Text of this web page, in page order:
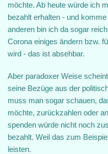
möchte. Ab heute würde ich
bezahlt erhalten - und
anderen bin ich da sogar
Corona einiges ändern bzw.
wird - das ist absehbar.
Aber paradoxer Weise
seine Bezüge aus der
muss man sogar schauen,
möchte, zurückzahlen oder
spenden würde nicht noch
bezahlt. Weil das zum
leisten.